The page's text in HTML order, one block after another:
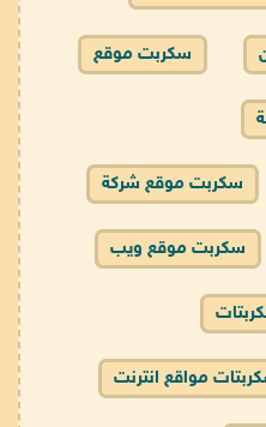
سكربت موقع
سكربت موقع شركة
سكربت موقع ويب
مواقع انترنت